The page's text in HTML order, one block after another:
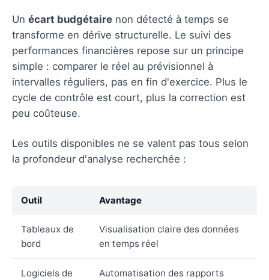
Un écart budgétaire non détecté à temps se
transforme en dérive structurelle. Le suivi des
performances financières repose sur un principe
simple : comparer le réel au prévisionnel à
intervalles réguliers, pas en fin d'exercice. Plus le
cycle de contrôle est court, plus la correction est
peu coûteuse.
Les outils disponibles ne se valent pas tous selon
la profondeur d'analyse recherchée :
Outil Avantage
Tableaux de
bord
Visualisation claire des données
en temps réel
Logiciels de
Automatisation des rapports